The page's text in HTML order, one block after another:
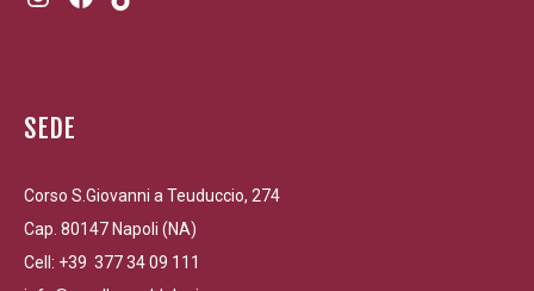
SEDE
Corso S.Giovanni a Teuduccio, 274
Cap. 80147 Napoli (NA)
Cell: +39 377 34 09 111